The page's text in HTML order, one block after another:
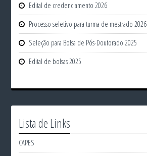
Edital de credenciamento 2026
Processo seletivo para turma de mestrado 2026
Seleção para Bolsa de Pós-Doutorado 2025
Edital de bolsas 2025
Lista de Links
CAPES